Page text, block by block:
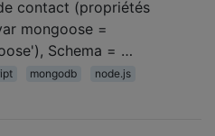
contact (propriétés
mongoose =
Schema = …
mongodb
node.js